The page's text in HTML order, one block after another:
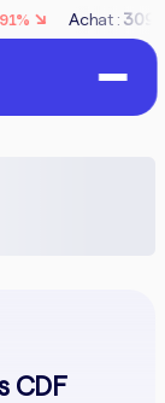
DZD Vente :
CDF